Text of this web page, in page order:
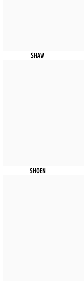
SHAW
SHOEN